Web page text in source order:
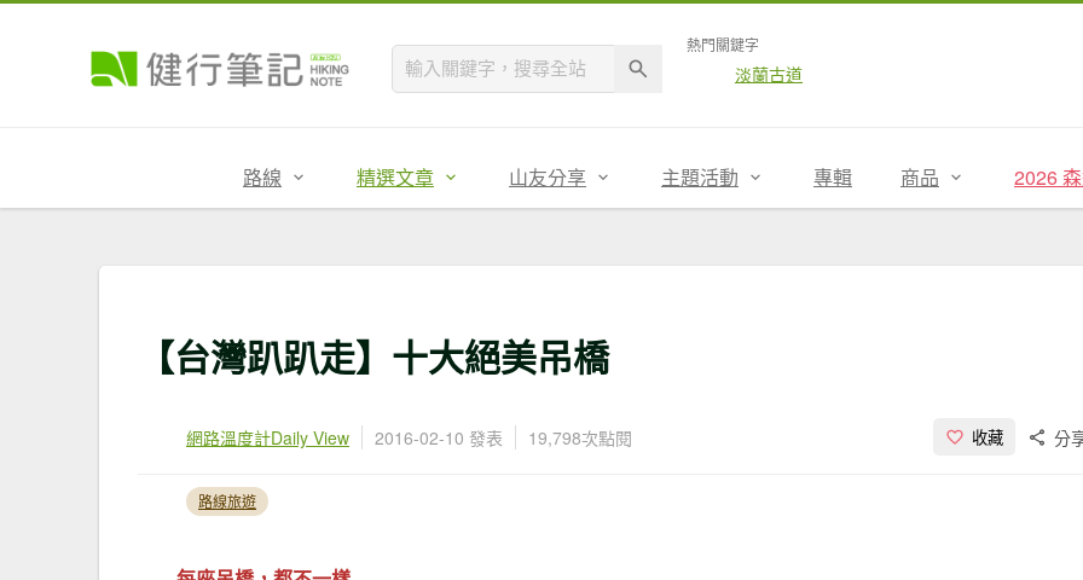
熱門關鍵字
淡蘭古道
路線 精選文章 山友分享 主題活動 專輯 商品 2026
【台灣趴趴走】十大絕美吊橋
網路溫度計Daily View 2016-02-10 發表 19,798次點閱 收藏 分
路線旅遊